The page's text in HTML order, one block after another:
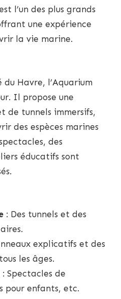
l’un des plus grands
une expérience
la vie marine.
du Havre, l’Aquarium
Il propose une
de tunnels immersifs,
des espèces marines
des
éducatifs sont
: Des tunnels et des
explicatifs et des
les âges.
: Spectacles de
pour enfants, etc.